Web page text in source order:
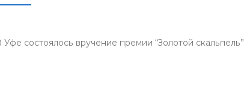
Уфе состоялось вручение премии “Золотой скальпель”